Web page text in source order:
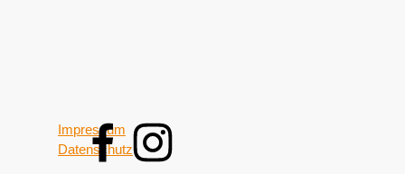
Impressum
Datenschutz